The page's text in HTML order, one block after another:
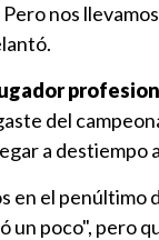
nos
del
a
en el penúltimo
un poco", pero